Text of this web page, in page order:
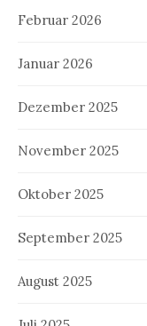
Februar 2026
Januar 2026
Dezember 2025
November 2025
Oktober 2025
September 2025
August 2025